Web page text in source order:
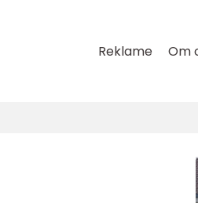
Reklame Om